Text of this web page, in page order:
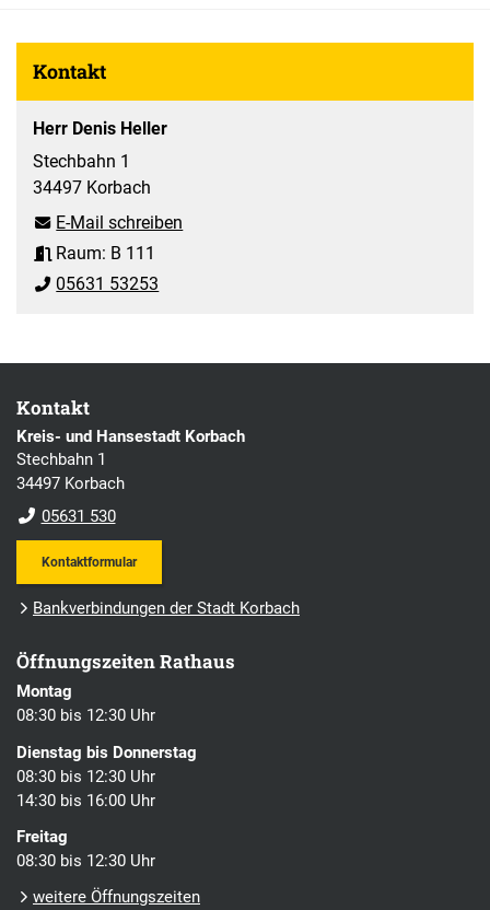
Kontakt
Herr Denis Heller
Stechbahn 1
34497 Korbach
E-Mail schreiben
Raum: B 111
05631 53253
Kontakt
Kreis- und Hansestadt Korbach
Stechbahn 1
34497 Korbach
05631 530
Kontaktformular
Bankverbindungen der Stadt Korbach
Öffnungszeiten Rathaus
Montag
08:30 bis 12:30 Uhr
Dienstag bis Donnerstag
08:30 bis 12:30 Uhr
14:30 bis 16:00 Uhr
Freitag
08:30 bis 12:30 Uhr
weitere Öffnungszeiten